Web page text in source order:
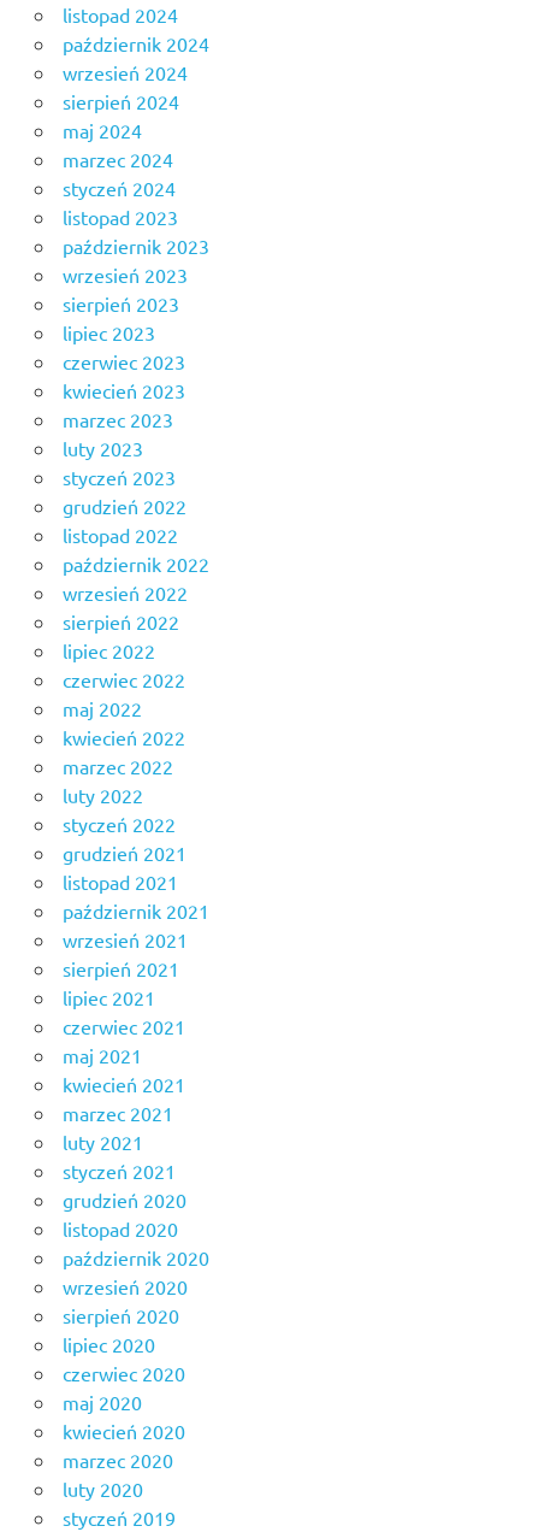
listopad 2024
październik 2024
wrzesień 2024
sierpień 2024
maj 2024
marzec 2024
styczeń 2024
listopad 2023
październik 2023
wrzesień 2023
sierpień 2023
lipiec 2023
czerwiec 2023
kwiecień 2023
marzec 2023
luty 2023
styczeń 2023
grudzień 2022
listopad 2022
październik 2022
wrzesień 2022
sierpień 2022
lipiec 2022
czerwiec 2022
maj 2022
kwiecień 2022
marzec 2022
luty 2022
styczeń 2022
grudzień 2021
listopad 2021
październik 2021
wrzesień 2021
sierpień 2021
lipiec 2021
czerwiec 2021
maj 2021
kwiecień 2021
marzec 2021
luty 2021
styczeń 2021
grudzień 2020
listopad 2020
październik 2020
wrzesień 2020
sierpień 2020
lipiec 2020
czerwiec 2020
maj 2020
kwiecień 2020
marzec 2020
luty 2020
styczeń 2019